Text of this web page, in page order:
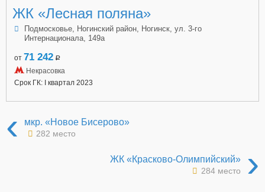
ЖК «Лесная поляна»
Подмосковье, Ногинский район, Ногинск, ул. 3-го
Интернационала, 149а
от 71 242 a
Некрасовка
Срок ГК: I квартал 2023
‹ мкр. «Новое Бисерово»
282 место
›
ЖК «Красково-Олимпийский»
284 место